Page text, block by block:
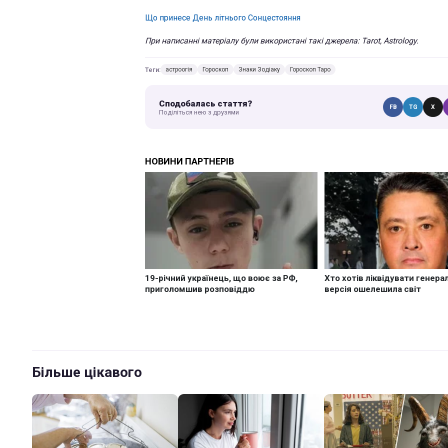
Що принесе День літнього Сонцестояння
При написанні матеріалу були використані такі джерела: Tarot, Astrology.
Теги: астроогія Гороскоп Знаки Зодіаку Гороскоп Таро
Сподобалась стаття?
Поділіться нею з друзями
FB TG X
Більше цікавого